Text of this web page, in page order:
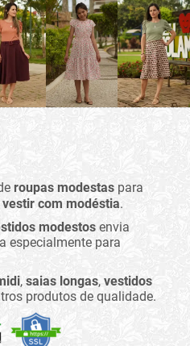
roupas modestas para
vestir com modéstia.
modestos envia
especialmente para
, saias longas, vestidos
produtos de qualidade.